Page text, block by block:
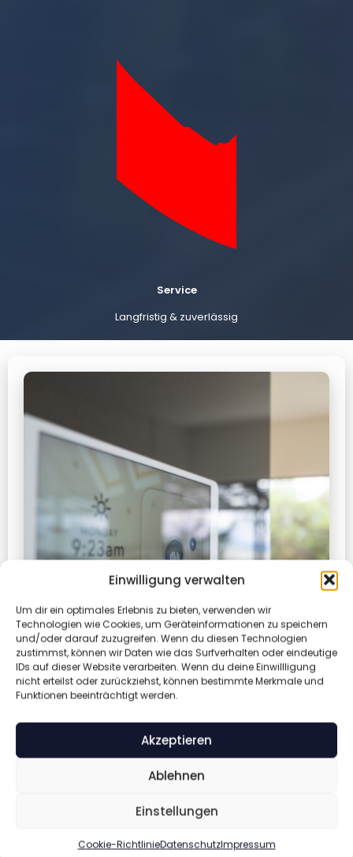
Einwilligung verwalten
Um dir ein optimales Erlebnis zu bieten, verwenden wir
Technologien wie Cookies, um Geräteinformationen zu speichern
und/oder darauf zuzugreifen. Wenn du diesen Technologien
zustimmst, können wir Daten wie das Surfverhalten oder eindeutige
IDs auf dieser Website verarbeiten. Wenn du deine Einwillligung
nicht erteilst oder zurückziehst, können bestimmte Merkmale und
Funktionen beeinträchtigt werden.
Akzeptieren
Ablehnen
Einstellungen
Cookie-RichtlinieDatenschutzImpressum
Service
Langfristig & zuverlässig
Gebäudeautomatisierung